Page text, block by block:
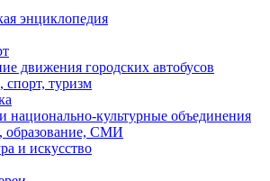
энциклопедия
движения городских автобусов
спорт, туризм
национально-культурные объединения
образование, СМИ
и искусство